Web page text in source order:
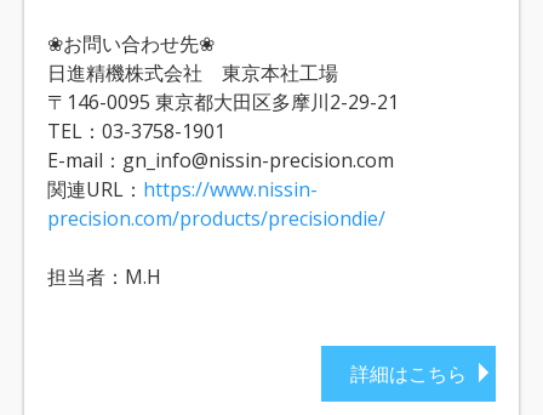
❀お問い合わせ先❀
日進精機株式会社 東京本社工場
〒146-0095 東京都大田区多摩川2-29-21
TEL：03-3758-1901
E-mail：gn_info@nissin-precision.com
関連URL： https://www.nissin-
precision.com/products/precisiondie/
担当者：M.H
詳細はこちら